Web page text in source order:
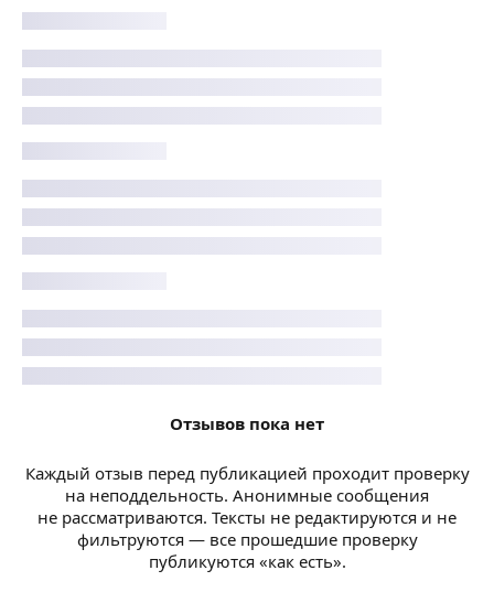
Отзывов пока нет
Каждый отзыв перед публикацией проходит проверку
на неподдельность. Анонимные сообщения
не рассматриваются. Тексты не редактируются и не
фильтруются — все прошедшие проверку
публикуются «как есть».